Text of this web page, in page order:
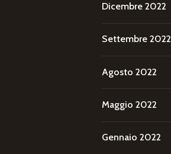
Dicembre 2022
Settembre 2022
Agosto 2022
Maggio 2022
Gennaio 2022